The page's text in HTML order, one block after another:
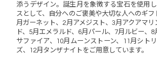
添うデザイン。誕生月を象徴する宝石を使用
スとして、自分へのご褒美や大切な人へのギフ
月ガーネット、2月アメジスト、3月アクアマ
ド、5月エメラルド、6月パール、7月ルビー、8
サファイア、10月ムーンストーン、11月シト
ズ、12月タンザナイトをご用意しています。